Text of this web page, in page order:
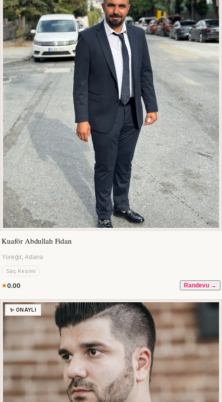
Kuaför Abdullah Fidan
Yüreğir, Adana
Saç Kesimi
0.00 Randevu →
✨ ONAYLI